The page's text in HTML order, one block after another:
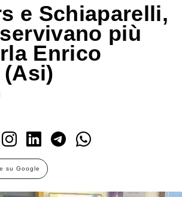
e Schiaparelli,
più
Enrico
su Google